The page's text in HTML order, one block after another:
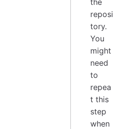
reposi
tory.
You
might
need
to
repea
t this
step
when